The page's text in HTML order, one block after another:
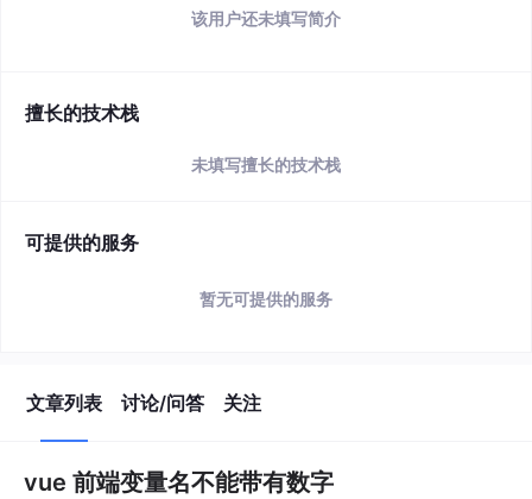
该用户还未填写简介
擅长的技术栈
未填写擅长的技术栈
可提供的服务
暂无可提供的服务
文章列表 讨论/问答 关注
vue 前端变量名不能带有数字